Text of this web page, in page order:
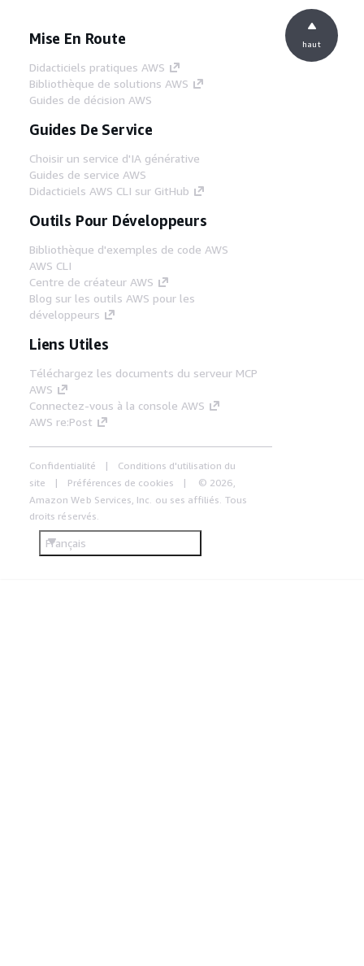
Mise En Route
Didacticiels pratiques AWS
Bibliothèque de solutions AWS
Guides de décision AWS
Guides De Service
Choisir un service d'IA générative
Guides de service AWS
Didacticiels AWS CLI sur GitHub
Outils Pour Développeurs
Bibliothèque d'exemples de code AWS
AWS CLI
Centre de créateur AWS
Blog sur les outils AWS pour les
développeurs
Liens Utiles
Téléchargez les documents du serveur MCP
AWS
Connectez-vous à la console AWS
AWS re:Post
Confidentialité
Conditions d'utilisation du
site
Préférences de cookies
© 2026,
Amazon Web Services, Inc. ou ses affiliés. Tous
droits réservés.
Français
haut